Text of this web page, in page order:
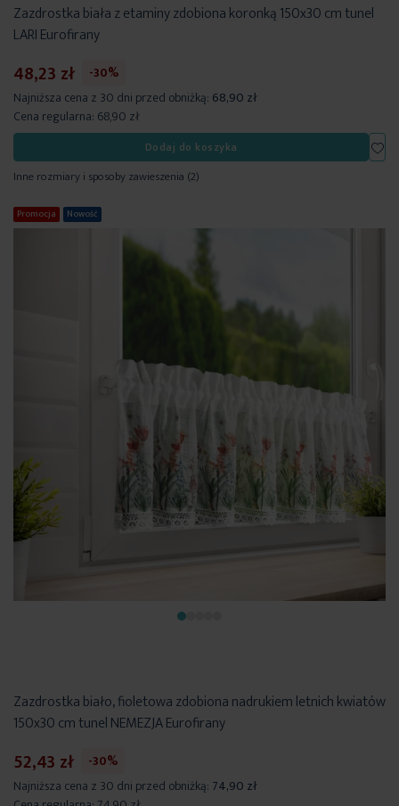
Zazdrostka biała z etaminy zdobiona koronką 150x30 cm tunel
LARI Eurofirany
48,23 zł
-30%
Najniższa cena z 30 dni przed obniżką: 68,90 zł
Cena regularna: 68,90 zł
Dodaj do koszyka
Inne rozmiary i sposoby zawieszenia (2)
Promocja Nowość
Zazdrostka biało, fioletowa zdobiona nadrukiem letnich kwiatów
150x30 cm tunel NEMEZJA Eurofirany
52,43 zł
-30%
Najniższa cena z 30 dni przed obniżką: 74,90 zł